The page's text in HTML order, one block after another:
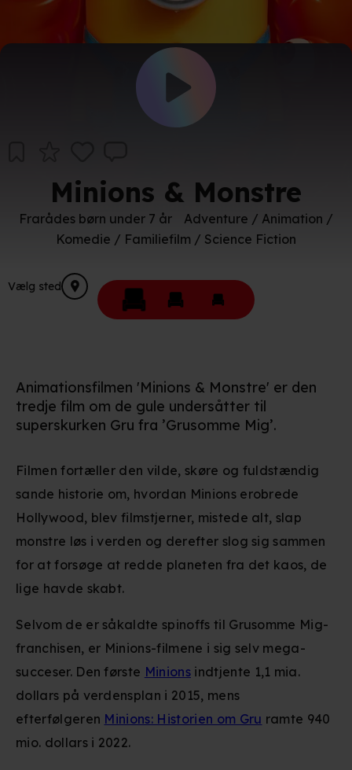
Minions & Monstre
Frarådes børn under 7 år
Adventure / Animation /
Komedie / Familiefilm / Science Fiction
Vælg sted
Animationsfilmen 'Minions & Monstre' er den
tredje film om de gule undersåtter til
superskurken Gru fra ’Grusomme Mig’.
Filmen fortæller den vilde, skøre og fuldstændig
sande historie om, hvordan Minions erobrede
Hollywood, blev filmstjerner, mistede alt, slap
monstre løs i verden og derefter slog sig sammen
for at forsøge at redde planeten fra det kaos, de
lige havde skabt.
Selvom de er såkaldte spinoffs til Grusomme Mig-
franchisen, er Minions-filmene i sig selv mega-
succeser. Den første Minionsindtjente 1,1 mia.
dollars på verdensplan i 2015, mens
efterfølgeren Minions: Historien om Gru ramte 940
mio. dollars i 2022.